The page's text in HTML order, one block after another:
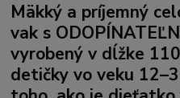
Mäkký a príjemný
vak s
vyrobený v dĺžke
detičky vo veku